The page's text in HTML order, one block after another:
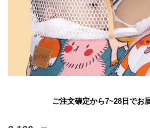
ご注文確定から7~28日でお